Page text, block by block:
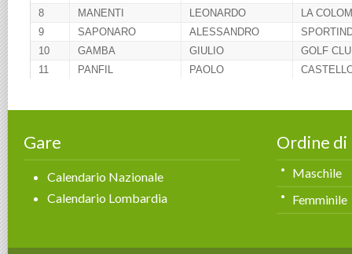
Gare
Calendario Nazionale
Calendario Lombardia
Ordine
Maschile
Femminile